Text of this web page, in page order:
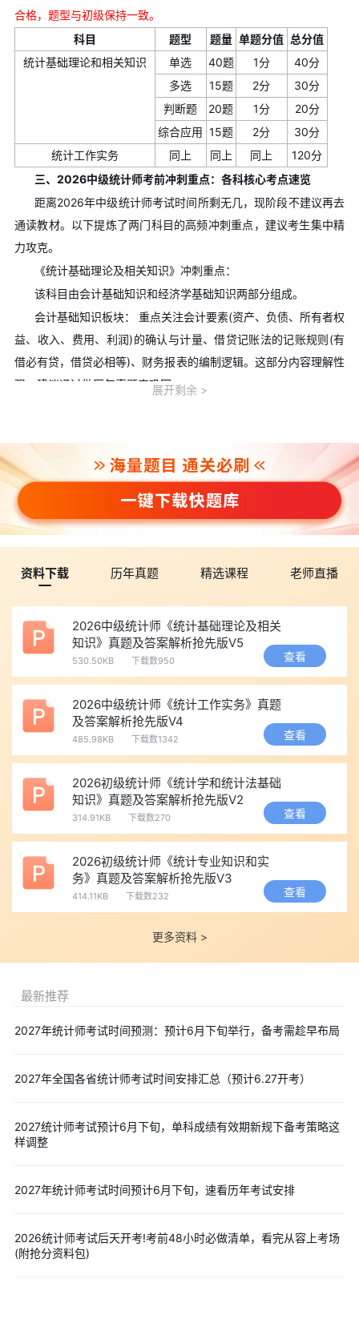
合格，题型与初级保持一致。
科目
题型 题量 单题分值 总分值
统计基础理论和相关知识
单选 40题 1分
40分
多选
15题 2分
30分
判断题
20题 1分
20分
综合应用 15题 2分
30分
统计工作实务
同上 同上 同上
120分
三、2026中级统计师考前冲刺重点：各科核心考点速览
距离2026年中级统计师考试时间所剩无几，现阶段不建议再去
通读教材。以下提炼了两门科目的高频冲刺重点，建议考生集中精
力攻克。
《统计基础理论及相关知识》冲刺重点：
该科目由会计基础知识和经济学基础知识两部分组成。
会计基础知识板块： 重点关注会计要素(资产、负债、所有者权
益、收入、费用、利润)的确认与计量、借贷记账法的记账规则(有
借必有贷，借贷必相等)、财务报表的编制逻辑。这部分内容理解性
强，建议通过做历年真题来巩固。
理、通货膨胀的成因与治理。其中“影响需求的因素”是高频考点，
需要牢记“替代品价格与该商品需求同向变动、互补品价格与该商品
需求反向变动”这一核心规律。
《统计工作实务》冲刺重点：
案的设计、统计数据的质量要求、抽样误差与非抽样误差的控制、
统计指标的计算方法、统计法规的基本框架等。这部分科目的特点
是“背多分”，最后冲刺阶段建议多看几遍高频考点总结，重点记忆
容易出多选题和判断题的细节知识点。
四、2026中级统计师各题型答题技巧：会做不如会考
在2026中级统计师考试中，掌握针对不同题型的答题技巧，往
往能让你在同等知识储备下多得5-10分。
单选题(40分，权重高)：
关键词定位法：先看题干中的“不属于”“不正确”“包括”等关键
排除优先：先排除明显错误或带有绝对化词汇(如“所有”“必
须”“一定”)的选项。
时间控制：每题不超过1分钟，不会的先用排除法选一个最可能
的，切忌在一道题上卡太久。
多选题(30分，保分关键)：
选对的部分可以得相应分值(每选对一个得0.5分)。
判断题(20分，注意细节)：
关注限定词：题干中出现“完全”“总是”“从不”“任何”等绝对化表
综合应用题(30分，拉开差距)：
信息。
了，步骤分也可能拿到。
注意单位和数据一致性：综合应用题常考计算题，单位搞错全
展开剩余
资料下载 历年真题 精选课程 老师直播
2026中级统计师《统计基础理论及相关
知识》真题及答案解析抢先版V5
530.50KB 下载数950 查看
2026中级统计师《统计工作实务》真题
及答案解析抢先版V4
485.98KB 下载数1342 查看
2026初级统计师《统计学和统计法基础
知识》真题及答案解析抢先版V2
314.91KB 下载数270 查看
2026初级统计师《统计专业知识和实
务》真题及答案解析抢先版V3
414.11KB 下载数232 查看
更多资料 >
最新推荐
2027年统计师考试时间预测：预计6月下旬举行，备考需趁早布局
2027年全国各省统计师考试时间安排汇总（预计6.27开考）
2027统计师考试预计6月下旬，单科成绩有效期新规下备考策略这
样调整
2027年统计师考试时间预计6月下旬，速看历年考试安排
2026统计师考试后天开考!考前48小时必做清单，看完从容上考场
(附抢分资料包)